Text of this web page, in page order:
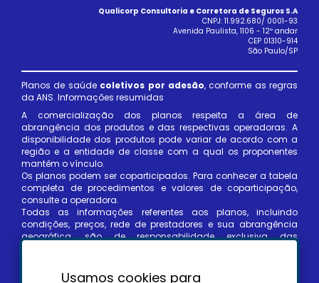
Usamos cookies para
Qualicorp Consultoria e Corretora de Seguros S.A
CNPJ: 11.992.680/ 0001-93
Avenida Paulista, 1106 - 12º andar
CEP 01310-914
São Paulo/SP
Planos de saúde coletivos por adesão, conforme as regras
da ANS. Informações resumidas
A comercialização dos planos respeita a área de
abrangência dos produtos e das respectivas operadoras. A
disponibilidade dos produtos pode variar de acordo com a
região e a entidade de classe com a qual os proponentes
mantêm o vínculo.
Os planos podem ser coparticipados. Para conhecer a tabela
completa de procedimentos e valores de coparticipação,
consulte a operadora.
Todas as informações referentes aos planos, incluindo
condições, preços, rede de prestadores e sua abrangência
geográfica, são de responsabilidade exclusiva das
plano, respeitadas as disposições contratuais e legais (Lei no